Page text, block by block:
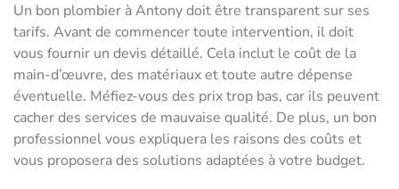
Un bon plombier à Antony doit être transparent sur ses
tarifs. Avant de commencer toute intervention, il doit
vous fournir un devis détaillé. Cela inclut le coût de la
main-d’œuvre, des matériaux et toute autre dépense
éventuelle. Méfiez-vous des prix trop bas, car ils peuvent
cacher des services de mauvaise qualité. De plus, un bon
professionnel vous expliquera les raisons des coûts et
vous proposera des solutions adaptées à votre budget.